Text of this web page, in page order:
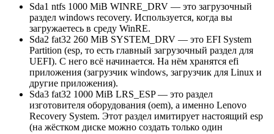
Sda1 ntfs 1000 MiB WINRE_DRV — это загрузочный
раздел windows recovery. Используется, когда вы
загружаетесь в среду WinRE.
Sda2 fat32 260 MiB SYSTEM_DRV — это EFI System
Partition (esp, то есть главный загрузочный раздел для
UEFI). С него всё начинается. На нём хранятся efi
приложения (загрузчик windows, загрузчик для Linux и
другие приложения).
Sda3 fat32 1000 MiB LRS_ESP — это раздел
изготовителя оборудования (oem), а именно Lenovo
Recovery System. Этот раздел имитирует настоящий esp
(на жёстком диске можно создать только один